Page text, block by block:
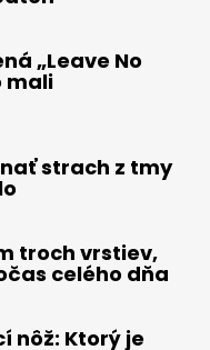
„Leave No
mali
strach z tmy
troch vrstiev,
celého dňa
nôž: Ktorý je